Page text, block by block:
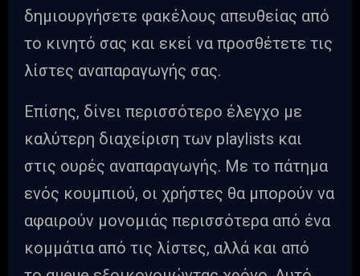
δημιουργήσετε φακέλους απευθείας από
το κινητό σας και εκεί να προσθέτετε τις
λίστες αναπαραγωγής σας.
Επίσης, δίνει περισσότερο έλεγχο με
καλύτερη διαχείριση των playlists και
στις ουρές αναπαραγωγής. Με το πάτημα
ενός κουμπιού, οι χρήστες θα μπορούν να
αφαιρούν μονομιάς περισσότερα από ένα
κομμάτια από τις λίστες, αλλά και από